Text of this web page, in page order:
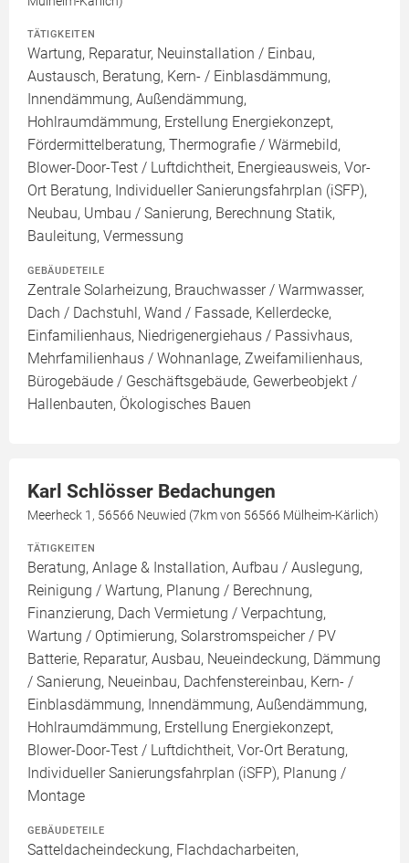
TÄTIGKEITEN
Wartung, Reparatur, Neuinstallation / Einbau,
Austausch, Beratung, Kern- / Einblasdämmung,
Innendämmung, Außendämmung,
Hohlraumdämmung, Erstellung Energiekonzept,
Fördermittelberatung, Thermografie / Wärmebild,
Blower-Door-Test / Luftdichtheit, Energieausweis, Vor-
Ort Beratung, Individueller Sanierungsfahrplan (iSFP),
Neubau, Umbau / Sanierung, Berechnung Statik,
Bauleitung, Vermessung
GEBÄUDETEILE
Zentrale Solarheizung, Brauchwasser / Warmwasser,
Dach / Dachstuhl, Wand / Fassade, Kellerdecke,
Einfamilienhaus, Niedrigenergiehaus / Passivhaus,
Mehrfamilienhaus / Wohnanlage, Zweifamilienhaus,
Bürogebäude / Geschäftsgebäude, Gewerbeobjekt /
Hallenbauten, Ökologisches Bauen
Karl Schlösser Bedachungen
Meerheck 1, 56566 Neuwied (7km von 56566 Mülheim-Kärlich)
TÄTIGKEITEN
Beratung, Anlage & Installation, Aufbau / Auslegung,
Reinigung / Wartung, Planung / Berechnung,
Finanzierung, Dach Vermietung / Verpachtung,
Wartung / Optimierung, Solarstromspeicher / PV
Batterie, Reparatur, Ausbau, Neueindeckung, Dämmung
/ Sanierung, Neueinbau, Dachfenstereinbau, Kern- /
Einblasdämmung, Innendämmung, Außendämmung,
Hohlraumdämmung, Erstellung Energiekonzept,
Blower-Door-Test / Luftdichtheit, Vor-Ort Beratung,
Individueller Sanierungsfahrplan (iSFP), Planung /
Montage
GEBÄUDETEILE
Satteldacheindeckung, Flachdacharbeiten,